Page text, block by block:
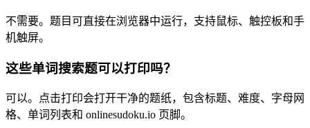
不需要。题目可直接在浏览器中运行，支持鼠标、触控板和手
机触屏。
这些单词搜索题可以打印吗？
可以。点击打印会打开干净的题纸，包含标题、难度、字母网
格、单词列表和 onlinesudoku.io 页脚。